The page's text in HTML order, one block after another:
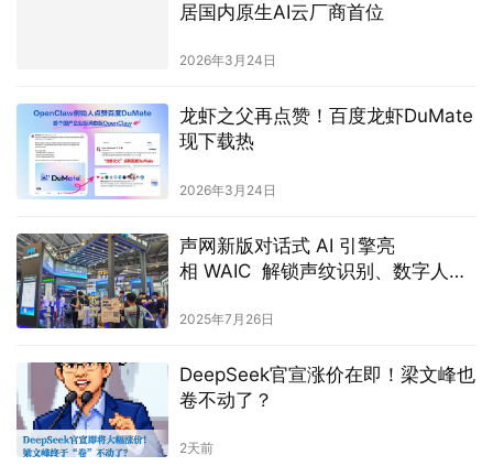
居国内原生AI云厂商首位
2026年3月24日
龙虾之父再点赞！百度龙虾DuMate
现下载热
2026年3月24日
声网新版对话式 AI 引擎亮
相 WAIC 解锁声纹识别、数字人与
2025年7月26日
DeepSeek官宣涨价在即！梁文峰也
卷不动了？
2天前